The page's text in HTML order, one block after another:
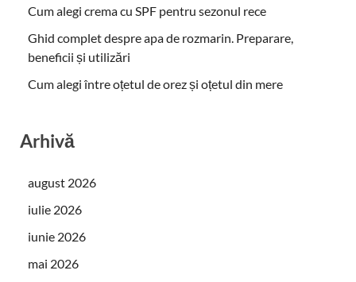
Cum alegi crema cu SPF pentru sezonul rece
Ghid complet despre apa de rozmarin. Preparare,
beneficii și utilizări
Cum alegi între oțetul de orez și oțetul din mere
Arhivă
august 2026
iulie 2026
iunie 2026
mai 2026